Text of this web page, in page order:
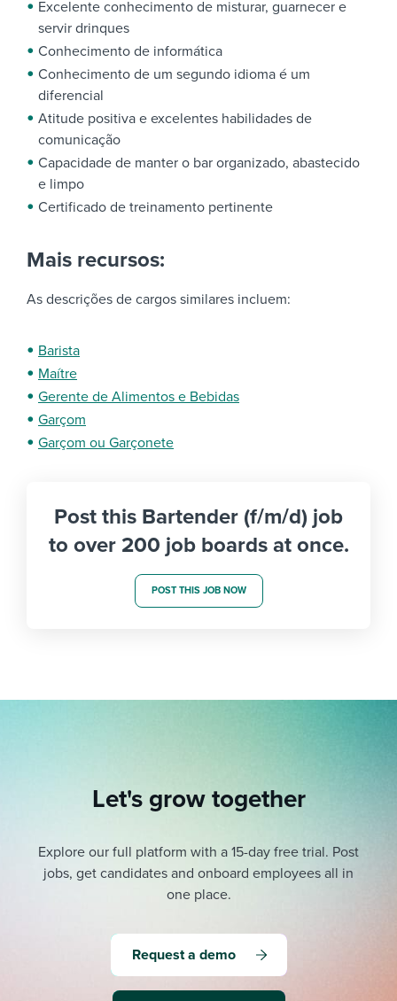
Excelente conhecimento de misturar, guarnecer e
servir drinques
Conhecimento de informática
Conhecimento de um segundo idioma é um
diferencial
Atitude positiva e excelentes habilidades de
comunicação
Capacidade de manter o bar organizado, abastecido
e limpo
Certificado de treinamento pertinente
Mais recursos:
As descrições de cargos similares incluem:
Barista
Maítre
Gerente de Alimentos e Bebidas
Garçom
Garçom ou Garçonete
Post this Bartender (f/m/d) job
to over 200 job boards at once.
POST THIS JOB NOW
Let's grow together
Explore our full platform with a 15-day free trial. Post
jobs, get candidates and onboard employees all in
one place.
Request a demo